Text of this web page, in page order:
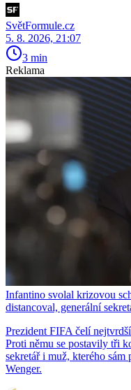
SvětFormule.cz
5. 8. 2026, 21:07
3 min
Reklama
Infantino svolal krizovou
distancoval, generální
Prezident FIFA čelí
Proti němu se postavily tři
sekretář i muž, kterého
Wenger.